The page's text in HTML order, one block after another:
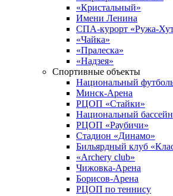
«Кристальный»
Имени Ленина
СПА-курорт «Ружа-
«Чайка»
«Пралеска»
«Надзея»
Спортивные объекты
Национальный
Минск-Арена
РЦОП «Стайки»
Национальный бассейн
РЦОП «Раубичи»
Стадион «Динамо»
Бильярдный клуб
«Archery club»
Чижовка-Арена
Борисов-Арена
РЦОП по теннису